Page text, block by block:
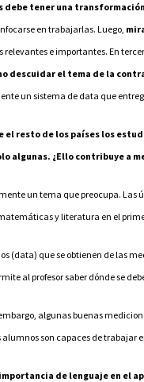
debe tener una
en trabajarlas. Luego,
relevantes e importantes. En
descuidar el tema de la
un sistema de data que
el resto de los países los
algunas. ¿Ello contribuye a
un tema que preocupa.
y literatura en el
(data) que se obtienen de las
al profesor saber dónde se
algunas buenas
alumnos son capaces de trabajar
importancia de lenguaje en el